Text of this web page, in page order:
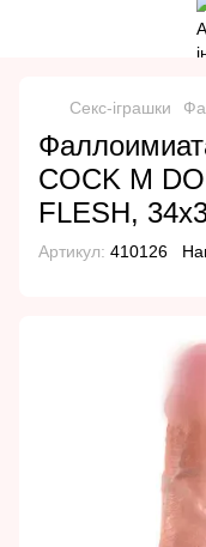
Секс-іграшки
COCK M
FLESH,
Артикул: 410126